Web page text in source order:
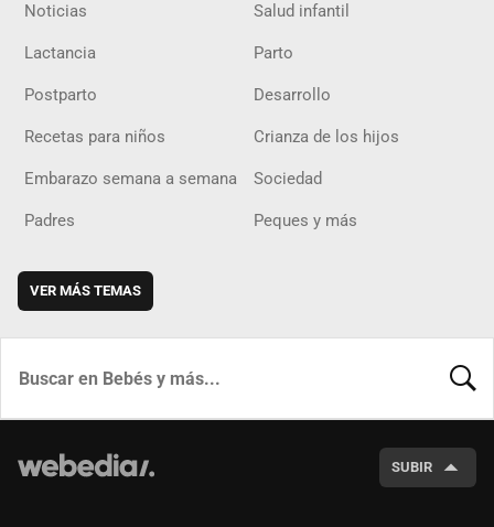
Noticias Salud infantil
Lactancia Parto
Postparto Desarrollo
Recetas para niños Crianza de los hijos
Embarazo semana a semana Sociedad
Padres Peques y más
VER MÁS TEMAS
SUBIR